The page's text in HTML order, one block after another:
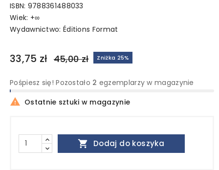
ISBN: 9788361488033
Wiek: +∞
Wydawnictwo: Éditions Format
33,75 zł 45,00 zł Zniżka 25%
Pośpiesz się! Pozostało 2 egzemplarzy w magazynie
 Ostatnie sztuki w magazynie
 Dodaj do koszyka